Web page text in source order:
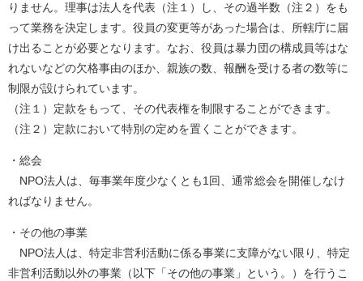
りません。理事は法人を代表（注１）し、その過半数（注２）をも
って業務を決定します。役員の変更等があった場合は、所轄庁に届
け出ることが必要となります。なお、役員は暴力団の構成員等はな
れないなどの欠格事由のほか、親族の数、報酬を受ける者の数等に
制限が設けられています。
（注１）定款をもって、その代表権を制限することができます。
（注２）定款において特別の定めを置くことができます。
・総会
NPO法人は、毎事業年度少なくとも1回、通常総会を開催しなけ
ればなりません。
・その他の事業
NPO法人は、特定非営利活動に係る事業に支障がない限り、特定
非営利活動以外の事業（以下「その他の事業」という。）を行うこ